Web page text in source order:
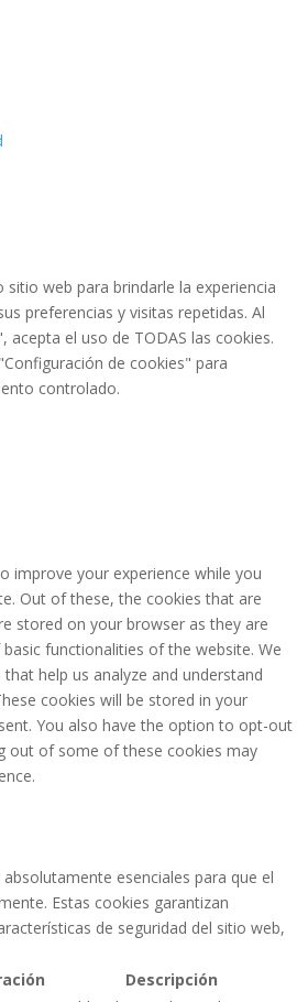
web para brindarle la experiencia
preferencias y visitas repetidas. Al
acepta el uso de TODAS las cookies.
de cookies" para
controlado.
improve your experience while you
Out of these, the cookies that are
stored on your browser as they are
functionalities of the website. We
help us analyze and understand
cookies will be stored in your
You also have the option to opt-out
out of some of these cookies may
esenciales para que el
Estas cookies garantizan
de seguridad del sitio web,
Descripción